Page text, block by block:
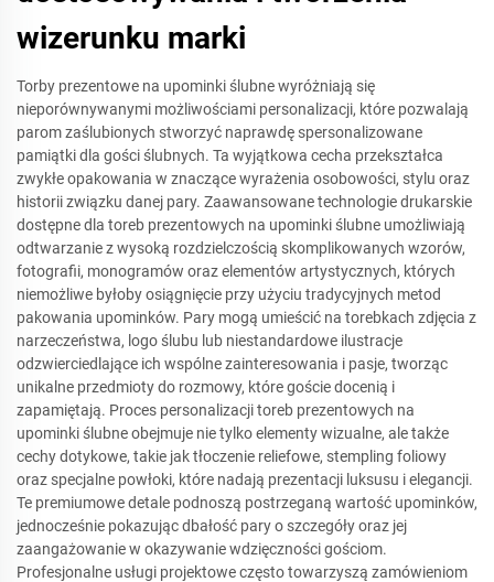
wizerunku marki
Torby prezentowe na upominki ślubne wyróżniają się
nieporównywanymi możliwościami personalizacji, które pozwalają
parom zaślubionych stworzyć naprawdę spersonalizowane
pamiątki dla gości ślubnych. Ta wyjątkowa cecha przekształca
zwykłe opakowania w znaczące wyrażenia osobowości, stylu oraz
historii związku danej pary. Zaawansowane technologie drukarskie
dostępne dla toreb prezentowych na upominki ślubne umożliwiają
odtwarzanie z wysoką rozdzielczością skomplikowanych wzorów,
fotografii, monogramów oraz elementów artystycznych, których
niemożliwe byłoby osiągnięcie przy użyciu tradycyjnych metod
pakowania upominków. Pary mogą umieścić na torebkach zdjęcia z
narzeczeństwa, logo ślubu lub niestandardowe ilustracje
odzwierciedlające ich wspólne zainteresowania i pasje, tworząc
unikalne przedmioty do rozmowy, które goście docenią i
zapamiętają. Proces personalizacji toreb prezentowych na
upominki ślubne obejmuje nie tylko elementy wizualne, ale także
cechy dotykowe, takie jak tłoczenie reliefowe, stempling foliowy
oraz specjalne powłoki, które nadają prezentacji luksusu i elegancji.
Te premiumowe detale podnoszą postrzeganą wartość upominków,
jednocześnie pokazując dbałość pary o szczegóły oraz jej
zaangażowanie w okazywanie wdzięczności gościom.
Profesjonalne usługi projektowe często towarzyszą zamówieniom